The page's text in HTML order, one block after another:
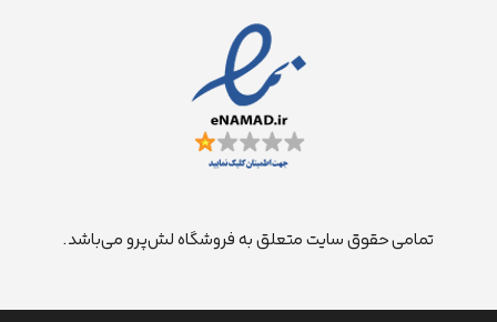
تمامی حقوق سایت متعلق به فروشگاه لش‌پرو می‌باشد.